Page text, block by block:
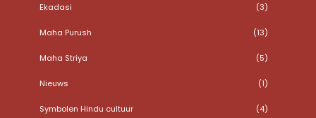
Ekadasi (3)
Maha Purush (13)
Maha Striya (5)
Nieuws (1)
Symbolen Hindu cultuur (4)